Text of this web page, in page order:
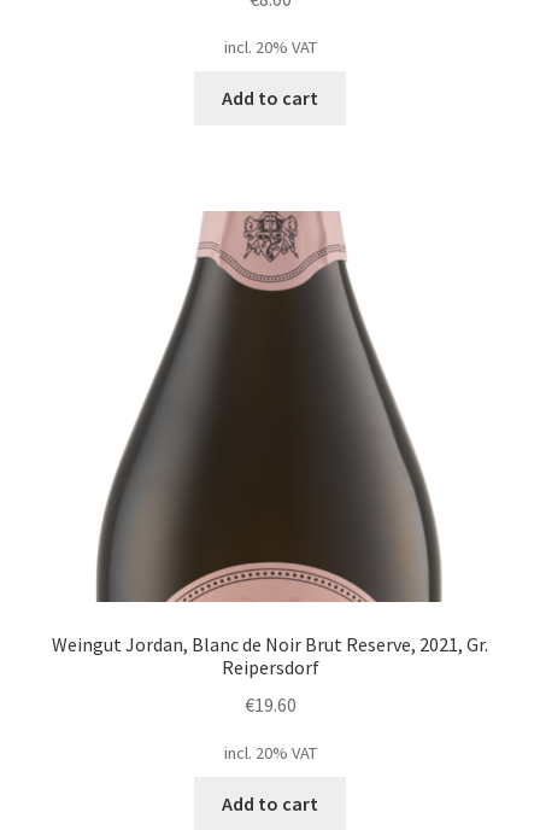
incl. 20% VAT
Add to cart
Weingut Jordan, Blanc de Noir Brut Reserve, 2021, Gr.
Reipersdorf
€19.60
incl. 20% VAT
Add to cart